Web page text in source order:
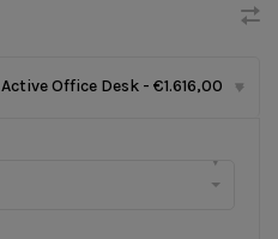
Active Office Desk - €1.616,00 ▾
▾